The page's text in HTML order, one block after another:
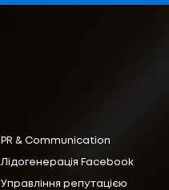
PR & Communication
Лідогенерація Facebook
Управління репутацією